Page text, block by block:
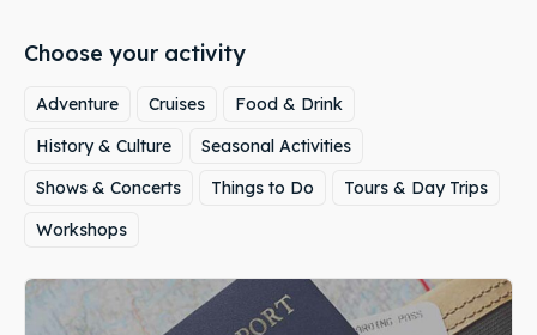
Choose your activity
Adventure Cruises
Food & Drink
History & Culture
Seasonal Activities
Shows & Concerts
Things to Do
Tours & Day Trips
Workshops